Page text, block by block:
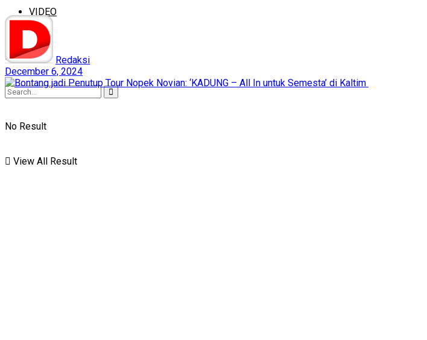
VIDEO
No Result
View All Result
Redaksi
December 6, 2024